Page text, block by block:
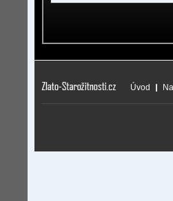
Úvod